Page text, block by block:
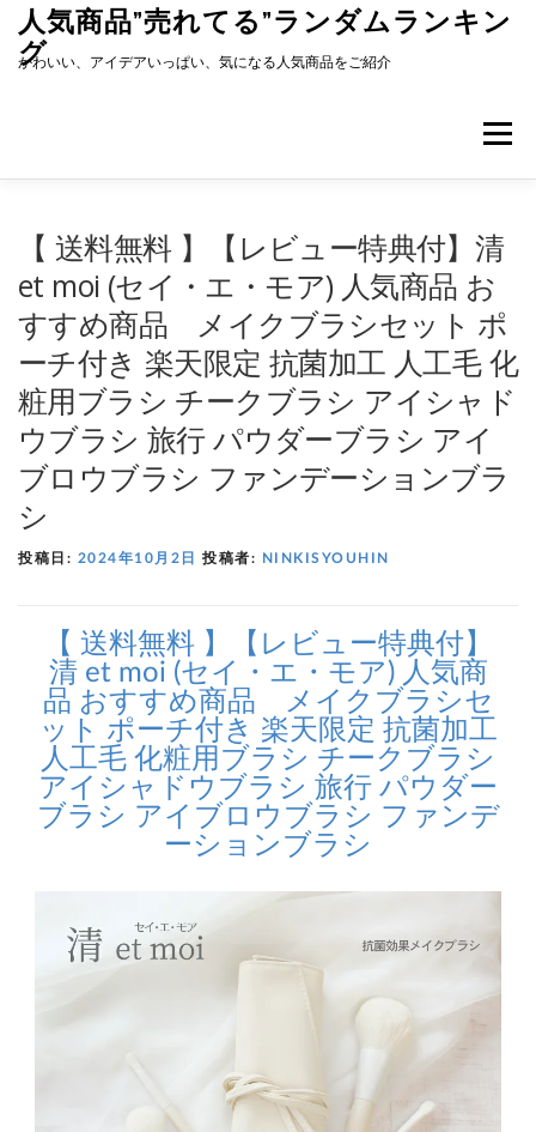
人気商品”売れてる”ランダムランキン
グ
かわいい、アイデアいっぱい、気になる人気商品をご紹介
メニュ
【 送料無料 】【レビュー特典付】清
et moi (セイ・エ・モア) 人気商品 お
すすめ商品 メイクブラシセット ポ
ーチ付き 楽天限定 抗菌加工 人工毛 化
粧用ブラシ チークブラシ アイシャド
ウブラシ 旅行 パウダーブラシ アイ
ブロウブラシ ファンデーションブラ
シ
投稿日: 2024年10月2日 投稿者: NINKISYOUHIN
【 送料無料 】【レビュー特典付】
清 et moi (セイ・エ・モア) 人気商
品 おすすめ商品 メイクブラシセ
ット ポーチ付き 楽天限定 抗菌加工
人工毛 化粧用ブラシ チークブラシ
アイシャドウブラシ 旅行 パウダー
ブラシ アイブロウブラシ ファンデ
ーションブラシ